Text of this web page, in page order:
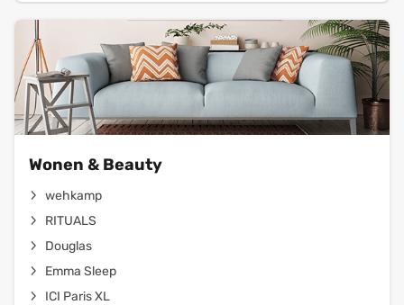
Wonen & Beauty
wehkamp
RITUALS
Douglas
Emma Sleep
ICI Paris XL